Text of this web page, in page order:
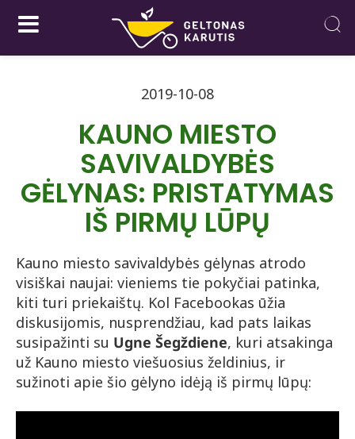
2019-10-08
KAUNO MIESTO
SAVIVALDYBĖS
GĖLYNAS: PRISTATYMAS
IŠ PIRMŲ LŪPŲ
Kauno miesto savivaldybės gėlynas atrodo
visiškai naujai: vieniems tie pokyčiai patinka,
kiti turi priekaištų. Kol Facebookas ūžia
diskusijomis, nusprendžiau, kad pats laikas
susipažinti su Ugne Šegždiene, kuri atsakinga
už Kauno miesto viešuosius želdinius, ir
sužinoti apie šio gėlyno idėją iš pirmų lūpų: